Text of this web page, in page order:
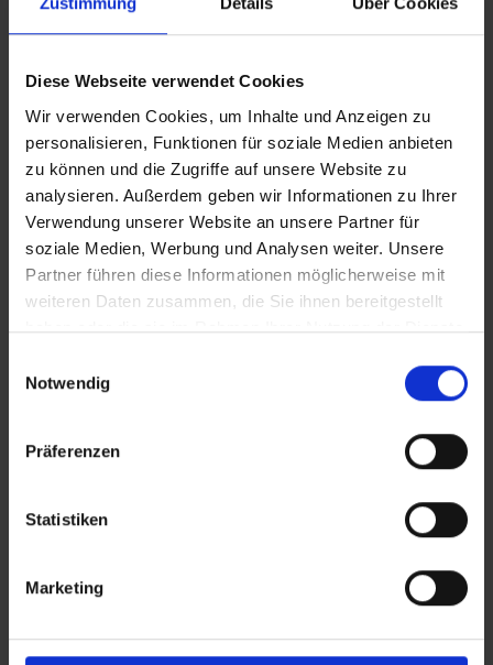
Diese Webseite verwendet Cookies
Wir verwenden Cookies, um Inhalte und Anzeigen zu
personalisieren, Funktionen für soziale Medien anbieten
zu können und die Zugriffe auf unsere Website zu
analysieren. Außerdem geben wir Informationen zu Ihrer
Verwendung unserer Website an unsere Partner für
soziale Medien, Werbung und Analysen weiter. Unsere
Partner führen diese Informationen möglicherweise mit
weiteren Daten zusammen, die Sie ihnen bereitgestellt
haben oder die sie im Rahmen Ihrer Nutzung der Dienste
Notwendig
Präferenzen
Statistiken
Marketing
Einkaufsmöglichkeiten sowie Schulen und Kindergärten.
Nur wenige Minuten zu Fuß und man steht im Wald - im
wahrsten Sinn des Wortes, man kann auch laufen etc., im
Süden bis nach Starnberg, im Westen bis ins Würmtal und
nach Osten führen Über- und Unterführungen wieder in
den östlichen Teil des Forstenrieder Parks, bis hinüber ins
Isartal.
Forstenried ist geprägt von hohem, vereinzelt sehr
hohem Preisniveau, die angesprochenen